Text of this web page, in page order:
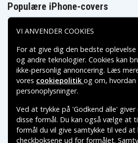
Populære iPhone-covers
Populære Samsung-covers
Betalingsmuligheder
Leveringsmuligheder
VI ANVENDER COOKIES
For at give dig den bedste oplevelse
og andre teknologier. Cookies kan
ikke-personlig annoncering. Læs
vores cookiepolitik og om, hvordan
personoplysninger.
Ved at trykke på 'Godkend alle'
disse formål. Du kan også vælge at
formål du vil give samtykke til ved
checkboksene ud for formålet.